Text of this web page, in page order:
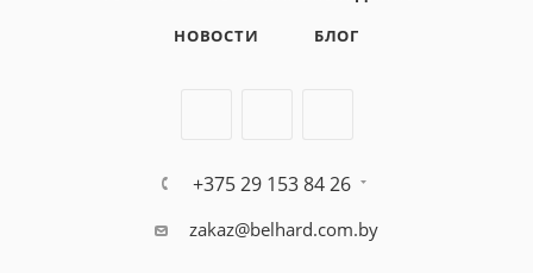
НОВОСТИ
БЛОГ
+375 29 153 84 26
zakaz@belhard.com.by